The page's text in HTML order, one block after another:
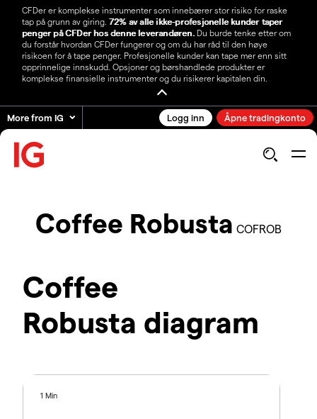
CFDer er komplekse instrumenter som innebærer stor risiko for raske
tap på grunn av giring. 72% av alle ikke-profesjonelle kunder taper
penger på CFDer hos denne leverandøren.Du burde tenke etter om
du forstår hvordan CFDer fungerer og om du har råd til den høye
risikoen for å tape penger. Profesjonelle kunder kan tape mer enn sitt
opprinnelige innskudd. Opsjoner og børshandlede produkter er
komplekse finansielle instrumenter og du risikerer kapitalen din.
More from IG Logg inn Åpne tradingkonto
Coffee Robusta COFROB
Coffee
Robusta diagram
1 Min